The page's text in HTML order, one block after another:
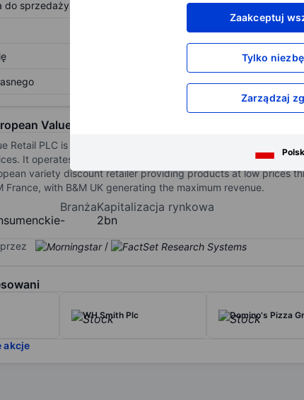
Zaakceptuj
Tylko
Zarządzaj
do sprzedaży
Otwórz kontoaby
Value Retail SA
Retail PLC is a retailer offering a targeted range of fast-
It operates under an everyday low-price and cost-focused
variety discount retailer providing products at low prices
France, with B&M UK generating the maximum revenue.
Branża
-
Kapitalizacja rynkowa
2bn
/
WH Smith Plc Domino's Pizza
akcje